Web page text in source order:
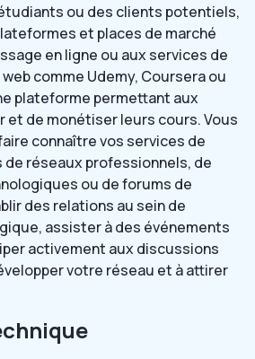
ou des clients potentiels,
et places de marché
en ligne ou aux services de
comme Udemy, Coursera ou
plateforme permettant aux
de monétiser leurs cours. Vous
connaître vos services de
de réseaux professionnels, de
ou de forums de
des relations au sein de
assister à des événements
activement aux discussions
votre réseau et à attirer